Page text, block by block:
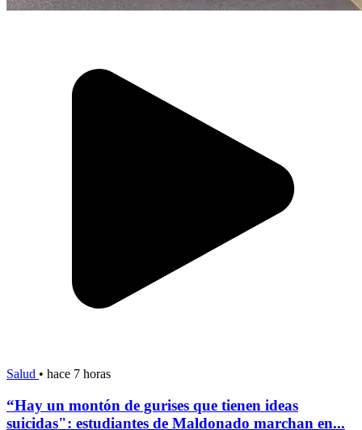
Salud • hace 7 horas
“Hay un montón de gurises que tienen ideas
suicidas": estudiantes de Maldonado marchan en...